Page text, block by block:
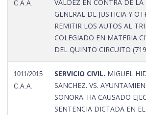
C.A.A.
VALDEZ EN CONTRA DE LA
GENERAL DE JUSTICIA Y
REMITIR LOS AUTOS AL
COLEGIADO EN MATERIA
DEL QUINTO CIRCUITO
1011/2015
C.A.A.
SERVICIO CIVIL. MIGUEL
SANCHEZ. VS.
SONORA. HA CAUSADO
SENTENCIA DICTADA EN